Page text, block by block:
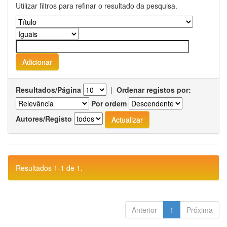
Utilizar filtros para refinar o resultado da pesquisa.
Resultados/Página | Ordenar registos por:
Por ordem
Autores/Registo
Resultados 1-1 de 1.
Anterior 1 Próxima